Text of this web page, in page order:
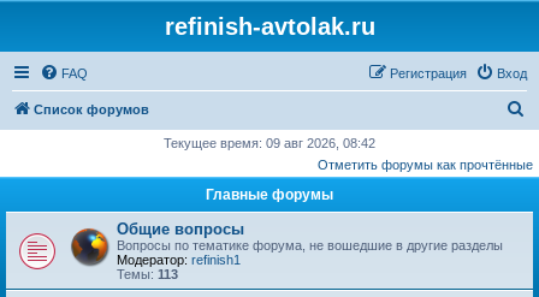
refinish-avtolak.ru
FAQ Вход
Регистрация
Список форумов
и
Текущее время: 09 авг 2026, 08:42
Отметить форумы как прочтённые
Главные форумы
Общие вопросы
Вопросы по тематике форума, не вошедшие в другие разделы
Модератор: refinish1
Темы: 113